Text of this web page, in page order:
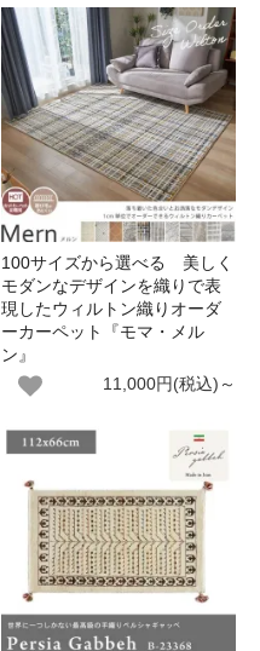
100サイズから選べる 美しく
モダンなデザインを織りで表
現したウィルトン織りオーダ
ーカーペット『モマ・メル
ン』
11,000円(税込)～